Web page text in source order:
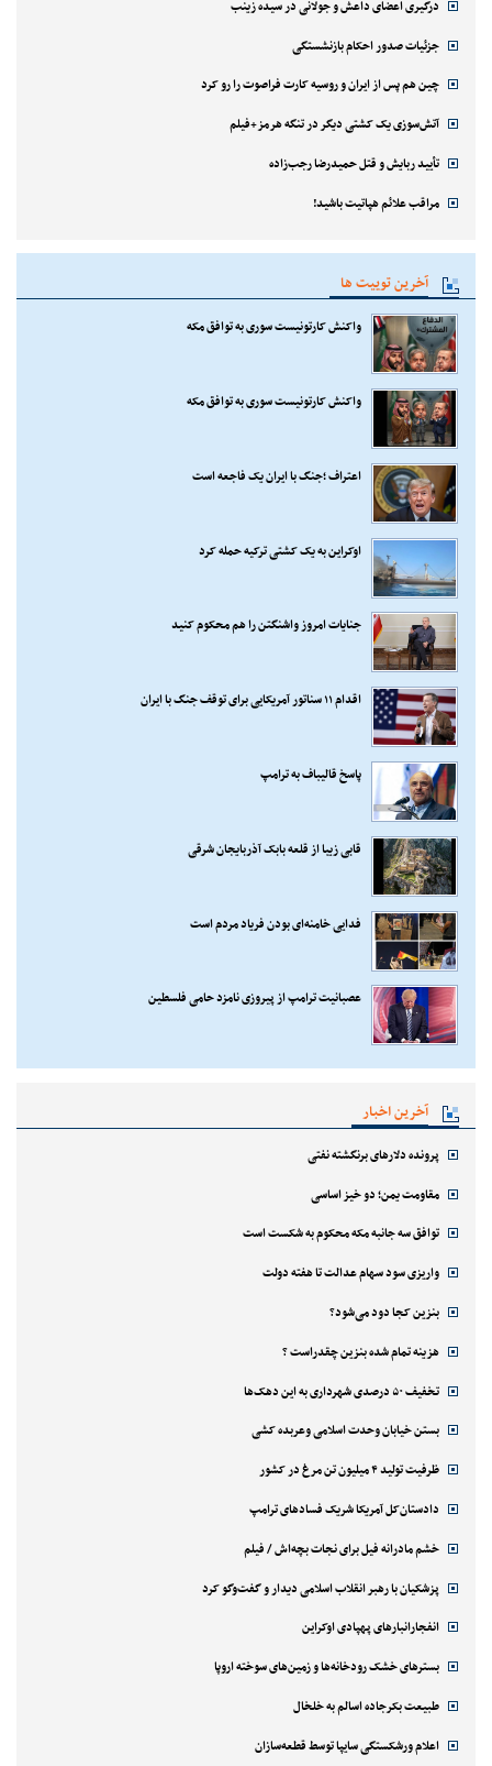
درگیری اعضای داعش و جولانی در سیده زینب
جزئیات صدور احکام بازنشستگی
چین هم پس از ایران و روسیه کارت فراصوت را رو کرد
آتش‌سوزی یک کشتی دیگر در تنگه هرمز+فیلم
تأیید ربایش و قتل حمیدرضا رجب‌زاده
مراقب علائم هپاتیت باشید!
آخرین توییت ها
واکنش کارتونیست سوری به توافق مکه
واکنش کارتونیست سوری به توافق مکه
اعتراف ؛جنگ با ایران یک فاجعه است
اوکراین به یک کشتی ترکیه حمله کرد
جنایات امروز واشنگتن را هم محکوم کنید
اقدام ۱۱ سناتور آمریکایی برای توقف جنگ با ایران
پاسخ قالیباف به ترامپ
قابی زیبا از قلعه بابک آذربایجان شرقی
فدایی خامنه‌ای بودن فریاد مردم است
عصبانیت ترامپ از پیروزی نامزد حامی فلسطین
آخرین اخبار
پرونده دلارهای برنگشته نفتی
مقاومت یمن؛ دو خیز اساسی
توافق سه جانبه مکه محکوم به شکست است
واریزی سود سهام عدالت تا هفته دولت
بنزین کجا دود می‌شود؟
هزینه تمام شده بنزین چقدراست ؟
تخفیف ۵۰ درصدی شهرداری به این دهک‌ها
بستن خیابان وحدت اسلامی وعربده کشی
ظرفیت تولید ۴ میلیون تن مرغ در کشور
دادستان‌کل آمریکا شریک فسادهای ترامپ
خشم مادرانه فیل برای نجات بچه‌اش / فیلم
پزشکیان با رهبر انقلاب اسلامی دیدار و گفت‌وگو کرد
انفجارانبارهای پهپادی اوکراین
بسترهای خشک رودخانه‌ها و زمین‌های سوخته اروپا
طبیعت بکرجاده اسالم به خلخال
اعلام ورشکستگی سایپا توسط قطعه‌سازان